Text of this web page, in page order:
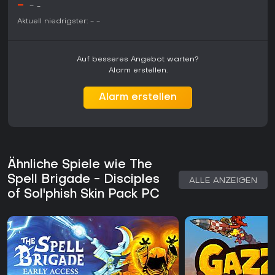
verbesserten Systemen. Wer gerne mit Freunden in kurzen,
eigenen Tempo genießen können.
- - -
Aktuell niedrigster: - -
Auf besseres Angebot warten?
Alarm erstellen.
Alarm erstellen
Ähnliche Spiele wie The
Spell Brigade - Disciples
of Sol'phish Skin Pack PC
ALLE ANZEIGEN